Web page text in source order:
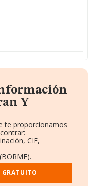
Y
te proporcionamos
CIF,
Empleados.